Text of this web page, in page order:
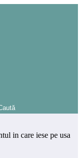
in care iese pe usa